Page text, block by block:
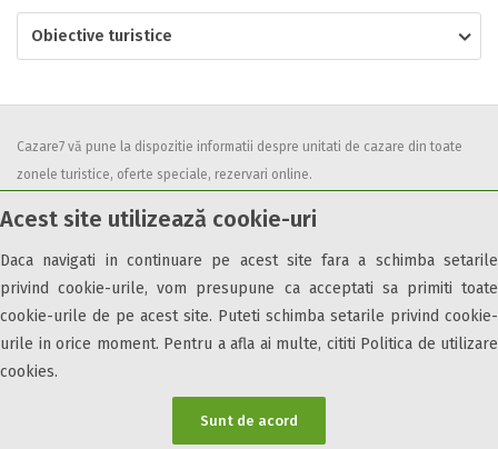
Acest site utilizează cookie-uri
Daca navigati in continuare pe acest site fara a schimba setarile
privind cookie-urile, vom presupune ca acceptati sa primiti toate
cookie-urile de pe acest site. Puteti schimba setarile privind cookie-
urile in orice moment. Pentru a afla ai multe, cititi Politica de utilizare
cookies.
Sunt de acord
Obiective turistice
Cazare7 vă pune la dispozitie informatii despre unitati de cazare din toate
zonele turistice, oferte speciale, rezervari online.
condițiile de utilizare.
Informații utile Parteneri Cazare7